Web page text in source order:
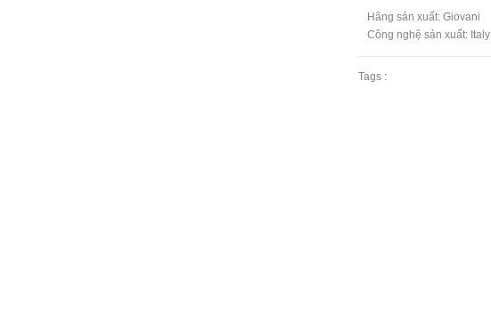
Hãng sản xuất: Giovani
Công nghệ sản xuất: Italy
Tags :